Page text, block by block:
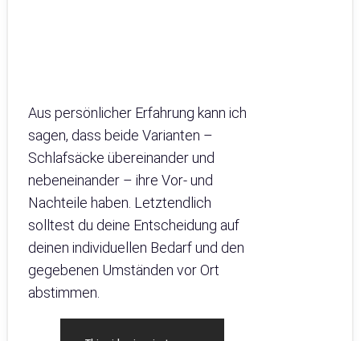
Aus persönlicher Erfahrung kann ich
sagen, dass beide Varianten –
Schlafsäcke übereinander und
nebeneinander – ihre Vor- und
Nachteile haben. Letztendlich
solltest du deine Entscheidung auf
deinen individuellen Bedarf und den
gegebenen Umständen vor Ort
abstimmen.